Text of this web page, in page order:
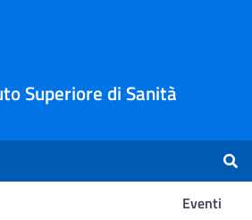
Superiore di Sanità
Eventi